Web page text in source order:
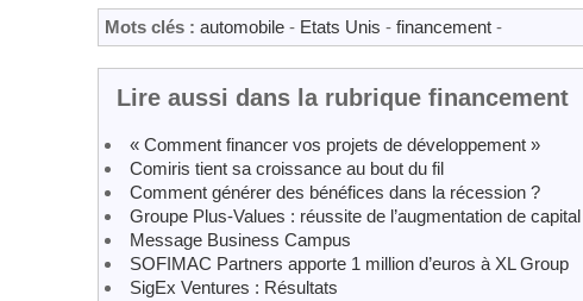
Mots clés : automobile - Etats Unis - financement -
Lire aussi dans la rubrique financement
« Comment financer vos projets de développement »
Comiris tient sa croissance au bout du fil
Comment générer des bénéfices dans la récession ?
Groupe Plus-Values : réussite de l’augmentation de capital
Message Business Campus
SOFIMAC Partners apporte 1 million d’euros à XL Group
SigEx Ventures : Résultats